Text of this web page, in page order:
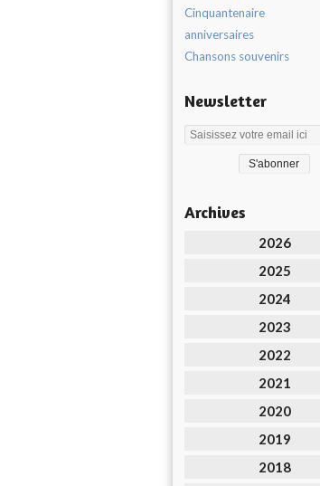
Cinquantenaire
anniversaires
Chansons souvenirs
Newsletter
Archives
2026
2025
2024
2023
2022
2021
2020
2019
2018